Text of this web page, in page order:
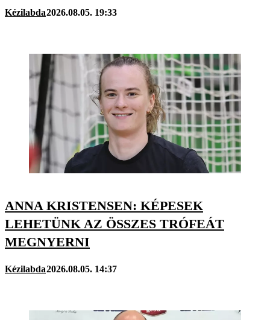
Kézilabda2026.08.05. 19:33
ANNA KRISTENSEN: KÉPESEK
LEHETÜNK AZ ÖSSZES TRÓFEÁT
MEGNYERNI
Kézilabda2026.08.05. 14:37